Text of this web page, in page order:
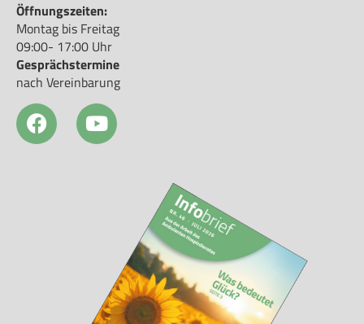
Öffnungszeiten:
Montag bis Freitag
09:00- 17:00 Uhr
Gesprächstermine
nach Vereinbarung